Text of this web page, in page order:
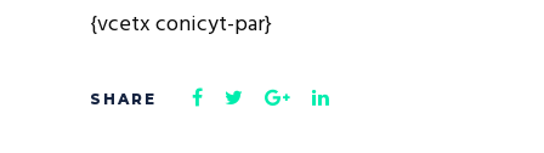
{vcetx conicyt-par}